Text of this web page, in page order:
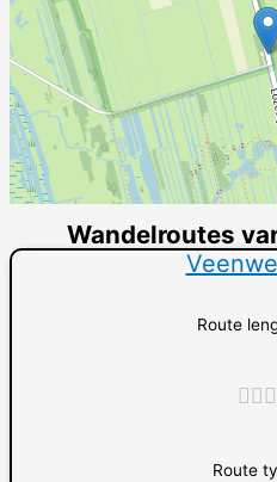
Wandelroutes
Route
Route